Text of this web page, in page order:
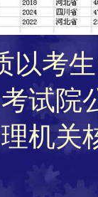
以考
试院
机关